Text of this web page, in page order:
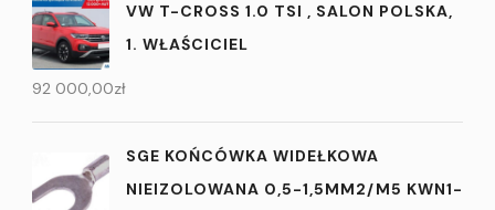
VW T-CROSS 1.0 TSI , SALON POLSKA,
1. WŁAŚCICIEL
92 000,00zł
SGE KOŃCÓWKA WIDEŁKOWA
NIEIZOLOWANA 0,5-1,5MM2/M5 KWN1-